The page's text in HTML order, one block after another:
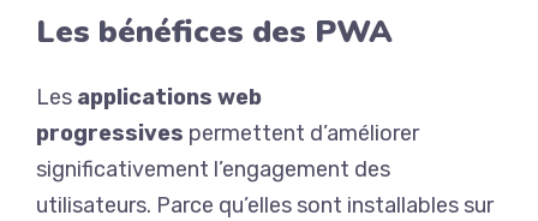
Les bénéfices des PWA
Les applications web
progressives permettent d’améliorer
significativement l’engagement des
utilisateurs. Parce qu’elles sont installables sur